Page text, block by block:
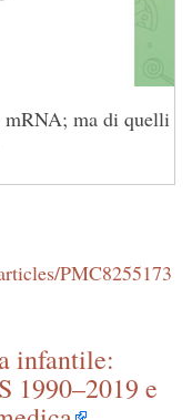
ma di quelli
PMC8255173
infantile:
1990–2019 e